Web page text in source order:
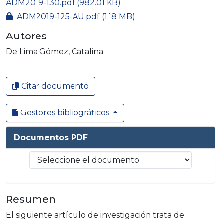
ADM2019-130.pdf (982.01 KB)
ADM2019-125-AU.pdf (1.18 MB)
Autores
De Lima Gómez, Catalina
Citar documento
Gestores bibliográficos
Documentos PDF
Resumen
El siguiente artículo de investigación trata de